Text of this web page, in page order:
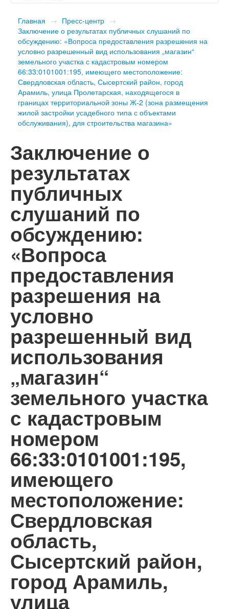
Главная → Пресс-центр →
Заключение о результатах публичных слушаний по
обсуждению: «Вопроса предоставления разрешения на
условно разрешенный вид использования „магазин“
земельного участка с кадастровым номером
66:33:0101001:195, имеющего местоположение:
Свердловская область, Сысертский район, город
Арамиль, улица Пролетарская, находящегося в
границах территориальной зоны Ж-2 (зона размещения
жилой застройки усадебного типа с объектами
обслуживания), для строительства магазина»
Заключение о
результатах
публичных
слушаний по
обсуждению:
«Вопроса
предоставления
разрешения на
условно
разрешенный вид
использования
„магазин“
земельного участка
с кадастровым
номером
66:33:0101001:195,
имеющего
местоположение:
Свердловская
область,
Сысертский район,
город Арамиль,
улица